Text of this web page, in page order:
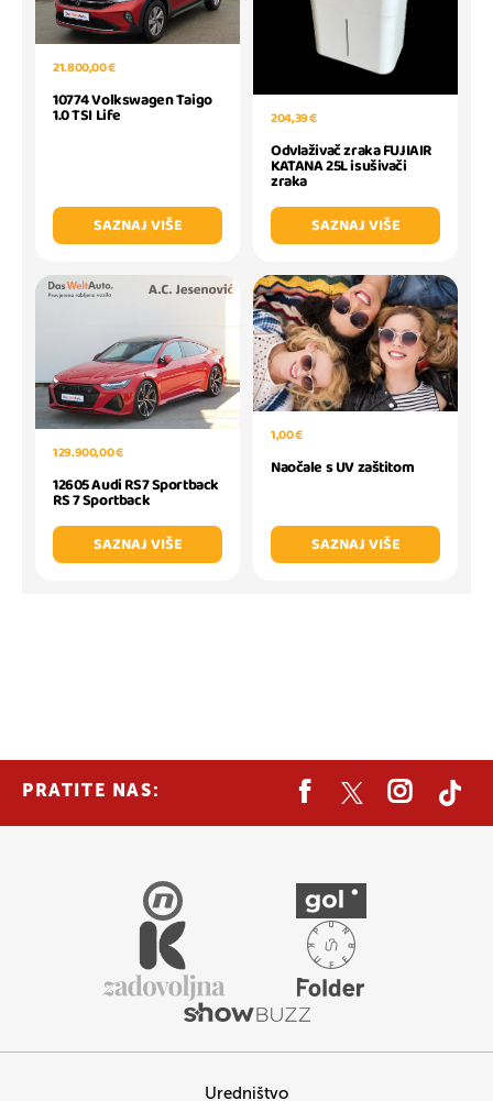
21.800,00 €
10774 Volkswagen Taigo
1.0 TSI Life
SAZNAJ VIŠE
204,39 €
Odvlaživač zraka FUJIAIR
KATANA 25L isušivači
zraka
SAZNAJ VIŠE
129.900,00 €
12605 Audi RS7 Sportback
RS 7 Sportback
SAZNAJ VIŠE
1,00 €
Naočale s UV zaštitom
SAZNAJ VIŠE
PRATITE NAS:
Uredništvo